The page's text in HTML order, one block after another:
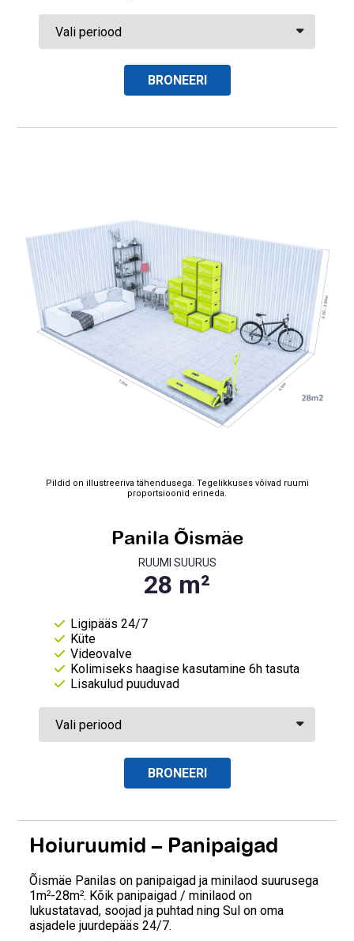
BRONEERI
Pildid on illustreeriva tähendusega. Tegelikkuses võivad ruumi
proportsioonid erineda.
Panila Õismäe
RUUMI SUURUS
Ligipääs 24/7
Küte
Videovalve
Kolimiseks haagise kasutamine 6h tasuta
Lisakulud puuduvad
BRONEERI
Hoiuruumid – Panipaigad
Õismäe Panilas on panipaigad ja minilaod suurusega
1m²-28m². Kõik panipaigad / minilaod on
lukustatavad, soojad ja puhtad ning Sul on oma
asjadele juurdepääs 24/7.